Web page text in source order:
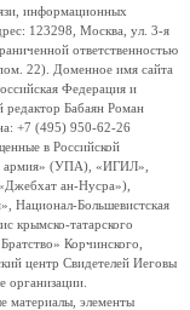
информационных
123298, Москва, ул. 3-я
ответственностью
22). Доменное имя сайта
Федерация и
редактор Бабаян Роман
+7 (495) 950-62-26
в Российской
армия» (УПА), «ИГИЛ»,
ан-Нусра»),
Национал-Большевистская
татарского
Корчинского,
центр Свидетелей Иеговы
организации.
материалы, элементы